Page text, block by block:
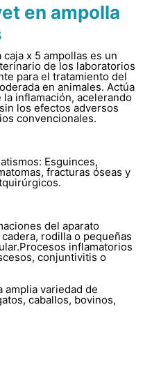
en ampolla
x 5 ampollas es un
de los laboratorios
para el tratamiento del
en animales. Actúa
inflamación, acelerando
los efectos adversos
convencionales.
Esguinces,
fracturas óseas y
del aparato
rodilla o pequeñas
inflamatorios
conjuntivitis o
amplia variedad de
caballos, bovinos,